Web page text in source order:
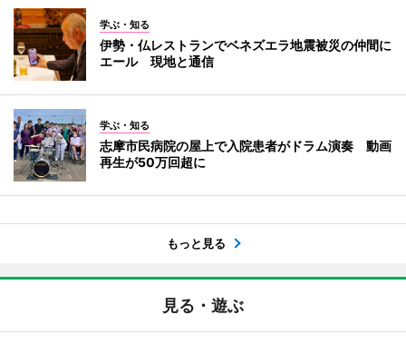
学ぶ・知る
伊勢・仏レストランでベネズエラ地震被災の仲間に
エール 現地と通信
学ぶ・知る
志摩市民病院の屋上で入院患者がドラム演奏 動画
再生が50万回超に
もっと見る
見る・遊ぶ